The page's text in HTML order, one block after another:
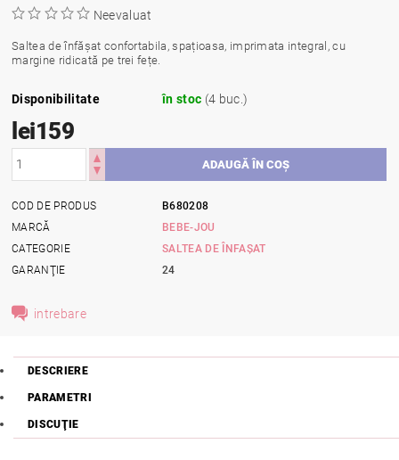
Neevaluat
Saltea de înfășat confortabila, spațioasa, imprimata integral, cu
margine ridicată pe trei fețe.
Disponibilitate în stoc (4 buc.)
lei159
COD DE PRODUS
B680208
MARCĂ
BEBE-JOU
CATEGORIE
SALTEA DE ÎNFAȘAT
GARANŢIE
24
intrebare
DESCRIERE
PARAMETRI
DISCUŢIE